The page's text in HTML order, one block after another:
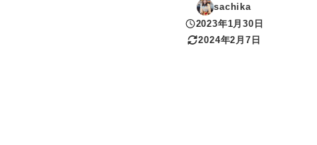
sachika
投稿日
2023年1月30日
更新日
2024年2月7日